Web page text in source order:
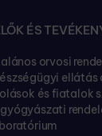
ÉS
orvosi
ellátás
és fiatalok